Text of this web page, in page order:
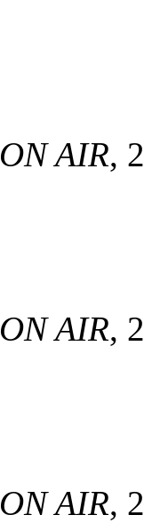
ON AIR,
ON AIR,
ON AIR,